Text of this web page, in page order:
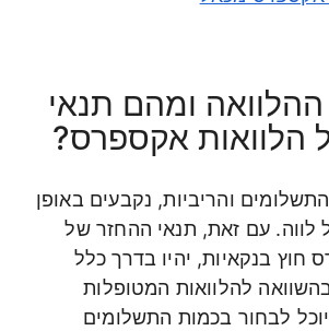
ומהם תנאי
הלוואות אקספרס?
והריביות, נקבעים באופן
לווה. עם זאת, תנאי ההחזר של
חוץ בנקאיות, יהיו בדרך כלל
להלוואות המטופלות
לבחור בכמות התשלומים